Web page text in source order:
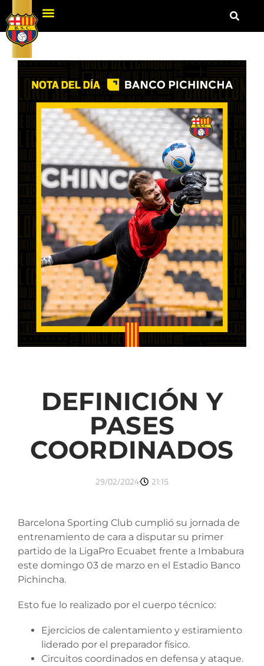
DEFINICIÓN Y
PASES
COORDINADOS
29/02/2024 21:15
Barcelona Sporting Club cumplió su jornada de
entrenamiento de cara a disputar su primer
partido de la LigaPro Ecuabet frente a Imbabura
este domingo 03 de marzo en el Estadio Banco
Pichincha.
Esto fue lo realizado por el cuerpo técnico:
Ejercicios de calentamiento y estiramiento
liderado por el preparador físico.
Circuitos coordinados en defensa y ataque.